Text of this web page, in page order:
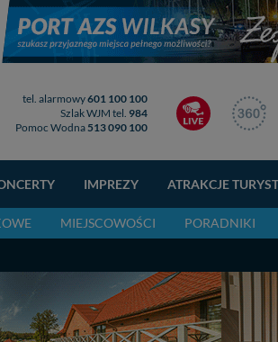
tel. alarmowy601 100 100
Szlak WJM tel. 984
Pomoc Wodna 513 090 100
IMPREZY ATRAKCJE
MIEJSCOWOŚCI PORADNIKI